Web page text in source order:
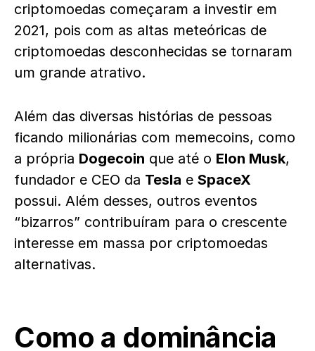
criptomoedas começaram a investir em
2021, pois com as altas meteóricas de
criptomoedas desconhecidas se tornaram
um grande atrativo.
Além das diversas histórias de pessoas
ficando milionárias com memecoins, como
a própria Dogecoin que até o Elon Musk,
fundador e CEO da Tesla e SpaceX
possui. Além desses, outros eventos
“bizarros” contribuíram para o crescente
interesse em massa por criptomoedas
alternativas.
Como a dominância